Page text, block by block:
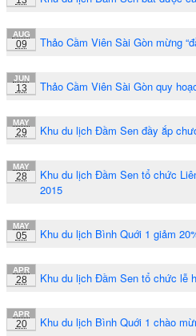
AUG
09 Thảo Cầm Viên Sài Gòn mừng
JUN
13 Thảo Cầm Viên Sài Gòn quy
MAY
29 Khu du lịch Đầm Sen đầy ắp
MAY
28
Khu du lịch Đầm Sen tổ chức
2015
MAY
05 Khu du lịch Bình Quới 1 giảm
APR
28 Khu du lịch Đầm Sen tổ chức lễ
APR
20 Khu du lịch Bình Quới 1 chào